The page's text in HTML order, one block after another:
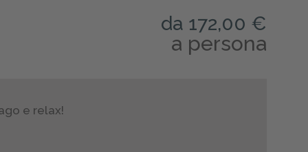
da 172,00 €
a persona
e relax!